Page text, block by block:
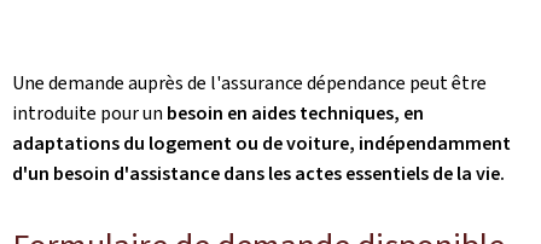
Une demande auprès de l'assurance dépendance peut être
introduite pour un besoin en aides techniques, en
adaptations du logement ou de voiture, indépendamment
d'un besoin d'assistance dans les actes essentiels de la vie.